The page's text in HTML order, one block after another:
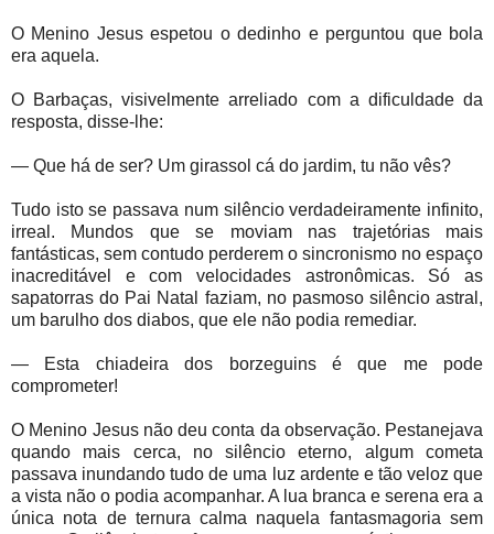
O Menino Jesus espetou o dedinho e perguntou que bola
era aquela.
O Barbaças, visivelmente arreliado com a dificuldade da
resposta, disse-lhe:
— Que há de ser? Um girassol cá do jardim, tu não vês?
Tudo isto se passava num silêncio verdadeiramente infinito,
irreal. Mundos que se moviam nas trajetórias mais
fantásticas, sem contudo perderem o sincronismo no espaço
inacreditável e com velocidades astronômicas. Só as
sapatorras do Pai Natal faziam, no pasmoso silêncio astral,
um barulho dos diabos, que ele não podia remediar.
— Esta chiadeira dos borzeguins é que me pode
comprometer!
O Menino Jesus não deu conta da observação. Pestanejava
quando mais cerca, no silêncio eterno, algum cometa
passava inundando tudo de uma luz ardente e tão veloz que
a vista não o podia acompanhar. A lua branca e serena era a
única nota de ternura calma naquela fantasmagoria sem